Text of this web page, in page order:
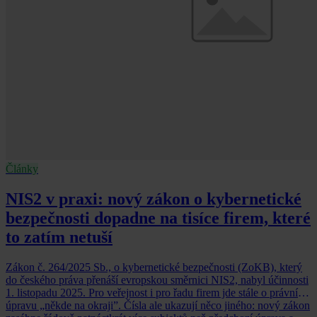
Články
NIS2 v praxi: nový zákon o kybernetické
bezpečnosti dopadne na tisíce firem, které
to zatím netuší
Zákon č. 264/2025 Sb., o kybernetické bezpečnosti (ZoKB), který
do českého práva přenáší evropskou směrnici NIS2, nabyl účinnosti
1. listopadu 2025. Pro veřejnost i pro řadu firem jde stále o právní
úpravu „někde na okraji”. Čísla ale ukazují něco jiného: nový zákon